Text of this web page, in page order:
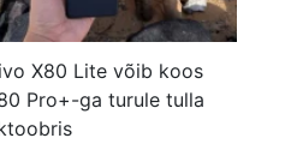
X80 Lite võib koos
Pro+-ga turule tulla